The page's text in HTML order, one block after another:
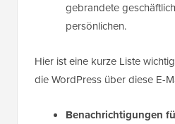
gebrandete
persönlichen.
Hier ist eine kurze Liste
die WordPress über diese E-
Benachrichtigungen